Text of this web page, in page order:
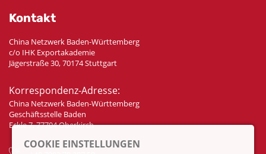
Kontakt
China Netzwerk Baden-Württemberg
c/o IHK Exportakademie
Jägerstraße 30, 70174 Stuttgart
Korrespondenz-Adresse:
China Netzwerk Baden-Württemberg
Geschäftsstelle Baden
Eckle 7, 77704 Oberkirch
COOKIE EINSTELLUNGEN